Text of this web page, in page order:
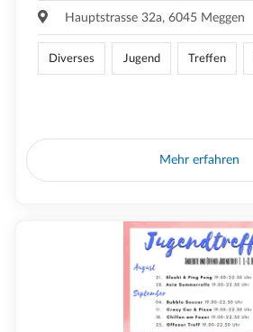
Hauptstrasse 32a, 6045 Meggen
Diverses Jugend Treffen
Mehr erfahren